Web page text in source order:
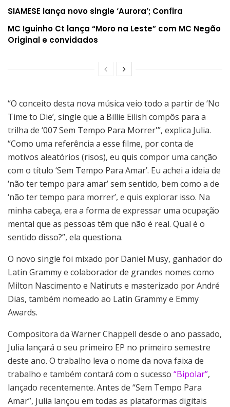
SIAMESE lança novo single ‘Aurora’; Confira
MC Iguinho Ct lança “Moro na Leste” com MC Negão
Original e convidados
“O conceito desta nova música veio todo a partir de ‘No
Time to Die’, single que a Billie Eilish compôs para a
trilha de ‘007 Sem Tempo Para Morrer'”, explica Julia.
“Como uma referência a esse filme, por conta de
motivos aleatórios (risos), eu quis compor uma canção
com o título ‘Sem Tempo Para Amar’. Eu achei a ideia de
‘não ter tempo para amar’ sem sentido, bem como a de
‘não ter tempo para morrer’, e quis explorar isso. Na
minha cabeça, era a forma de expressar uma ocupação
mental que as pessoas têm que não é real. Qual é o
sentido disso?”, ela questiona.
O novo single foi mixado por Daniel Musy, ganhador do
Latin Grammy e colaborador de grandes nomes como
Milton Nascimento e Natiruts e masterizado por André
Dias, também nomeado ao Latin Grammy e Emmy
Awards.
Compositora da Warner Chappell desde o ano passado,
Julia lançará o seu primeiro EP no primeiro semestre
deste ano. O trabalho leva o nome da nova faixa de
trabalho e também contará com o sucesso “Bipolar”,
lançado recentemente. Antes de “Sem Tempo Para
Amar”, Julia lançou em todas as plataformas digitais